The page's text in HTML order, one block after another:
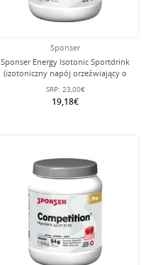
Sponser
Sponser Energy Isotonic Sportdrink
(izotoniczny napój orzeźwiający o
owocowym smaku) Brzoskwinia
1000g puszka
SRP: 23,00€
19,18€